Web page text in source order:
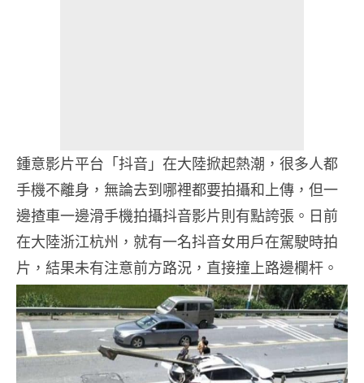
鍾意影片平台「抖音」在大陸掀起熱潮，很多人都
手機不離身，無論去到哪裡都要拍攝和上傳，但一
邊揸車一邊滑手機拍攝抖音影片則有點誇張。日前
在大陸浙江杭州，就有一名抖音女用戶在駕駛時拍
片，結果未有注意前方路況，直接撞上路邊欄杆。